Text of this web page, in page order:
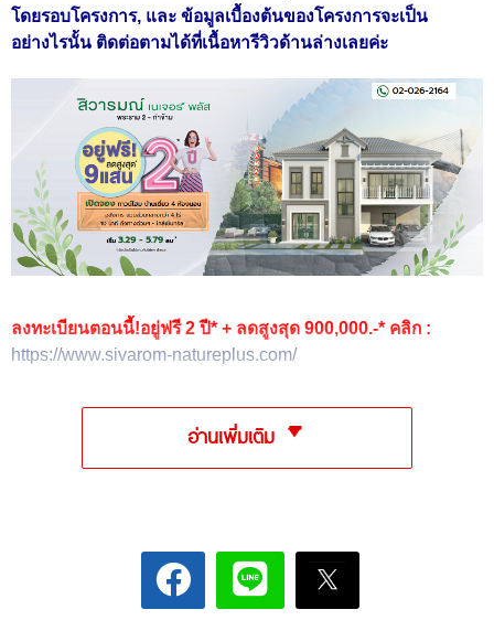
โดยรอบโครงการ, และ ข้อมูลเบื้องต้นของโครงการจะเป็น
อย่างไรนั้น ติดต่อตามได้ที่เนื้อหารีวิวด้านล่างเลยค่ะ
ลงทะเบียนตอนนี้!อยู่ฟรี 2 ปี* + ลดสูงสุด 900,000.-* คลิก :
https://www.sivarom-natureplus.com/
อ่านเพิ่มเติม